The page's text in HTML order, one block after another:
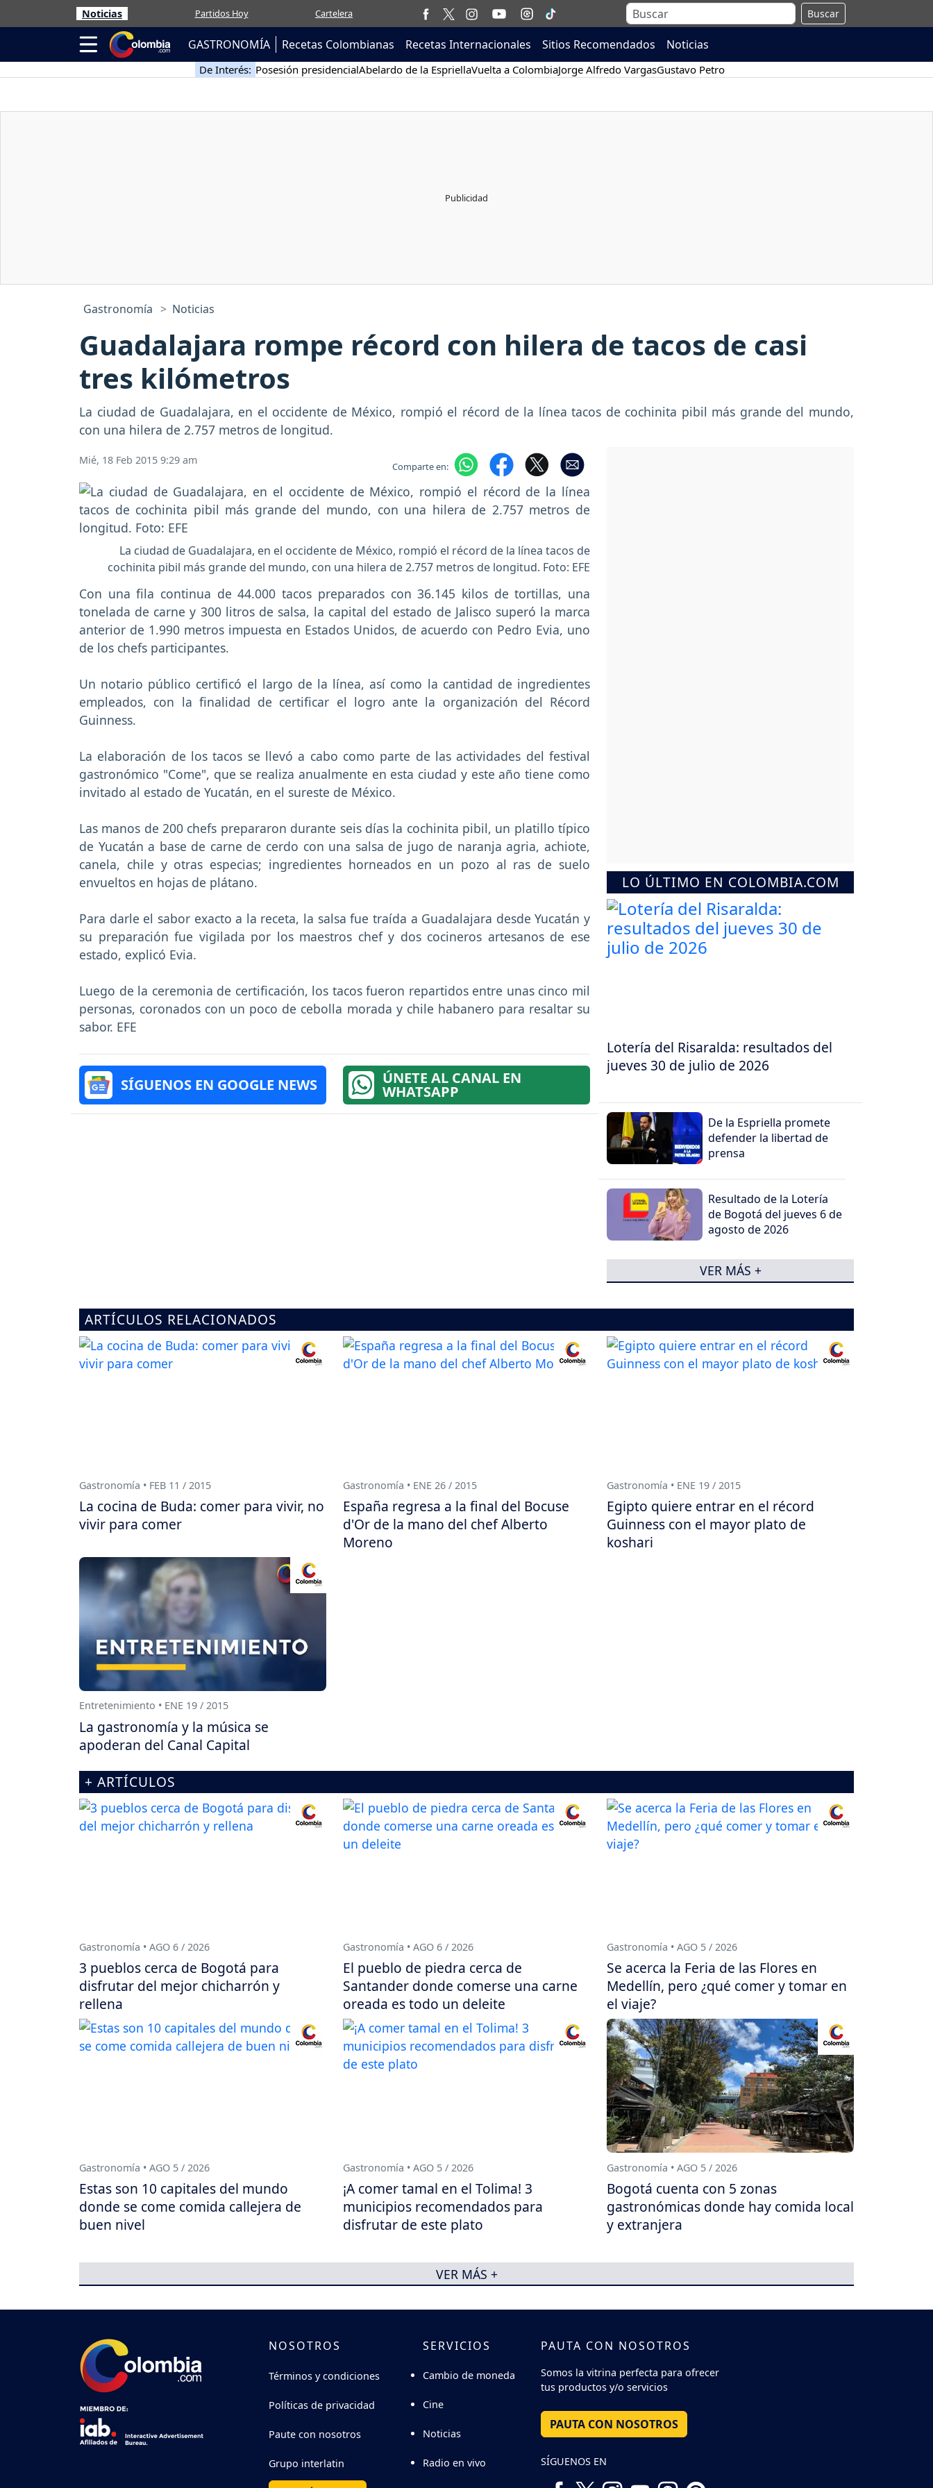
Noticias Partidos Hoy Cartelera Buscar
GASTRONOMÍA Recetas Colombianas Recetas Internacionales Sitios Recomendados Noticias
De Interés: Posesión presidencialAbelardo de la EspriellaVuelta a ColombiaJorge Alfredo VargasGustavo Petro
Gastronomía Noticias
Guadalajara rompe récord con hilera de tacos de casi
tres kilómetros
La ciudad de Guadalajara, en el occidente de México, rompió el récord de la línea tacos de cochinita pibil más grande del mundo,
con una hilera de 2.757 metros de longitud.
Mié, 18 Feb 2015 9:29 am Comparte en:
La ciudad de Guadalajara, en el occidente de México, rompió el récord de la línea tacos de
cochinita pibil más grande del mundo, con una hilera de 2.757 metros de longitud. Foto: EFE
Con una fila continua de 44.000 tacos preparados con 36.145 kilos de tortillas, una
tonelada de carne y 300 litros de salsa, la capital del estado de Jalisco superó la marca
anterior de 1.990 metros impuesta en Estados Unidos, de acuerdo con Pedro Evia, uno
de los chefs participantes.
Un notario público certificó el largo de la línea, así como la cantidad de ingredientes
empleados, con la finalidad de certificar el logro ante la organización del Récord
Guinness.
La elaboración de los tacos se llevó a cabo como parte de las actividades del festival
gastronómico "Come", que se realiza anualmente en esta ciudad y este año tiene como
invitado al estado de Yucatán, en el sureste de México.
Las manos de 200 chefs prepararon durante seis días la cochinita pibil, un platillo típico
de Yucatán a base de carne de cerdo con una salsa de jugo de naranja agria, achiote,
canela, chile y otras especias; ingredientes horneados en un pozo al ras de suelo
envueltos en hojas de plátano.
Para darle el sabor exacto a la receta, la salsa fue traída a Guadalajara desde Yucatán y
su preparación fue vigilada por los maestros chef y dos cocineros artesanos de ese
estado, explicó Evia.
Luego de la ceremonia de certificación, los tacos fueron repartidos entre unas cinco mil
personas, coronados con un poco de cebolla morada y chile habanero para resaltar su
sabor. EFE
SÍGUENOS EN GOOGLE NEWS ÚNETE AL CANAL EN
WHATSAPP
LO ÚLTIMO EN COLOMBIA.COM
Lotería del Risaralda: resultados del
jueves 30 de julio de 2026
De la Espriella promete
defender la libertad de
prensa
Resultado de la Lotería
de Bogotá del jueves 6 de
agosto de 2026
VER MÁS +
ARTÍCULOS RELACIONADOS
Gastronomía • FEB 11 / 2015
La cocina de Buda: comer para vivir, no
vivir para comer
Gastronomía • ENE 26 / 2015
España regresa a la final del Bocuse
d'Or de la mano del chef Alberto
Moreno
Gastronomía • ENE 19 / 2015
Egipto quiere entrar en el récord
Guinness con el mayor plato de
koshari
Entretenimiento • ENE 19 / 2015
La gastronomía y la música se
apoderan del Canal Capital
+ ARTÍCULOS
Gastronomía • AGO 6 / 2026
3 pueblos cerca de Bogotá para
disfrutar del mejor chicharrón y
rellena
Gastronomía • AGO 6 / 2026
El pueblo de piedra cerca de
Santander donde comerse una carne
oreada es todo un deleite
Gastronomía • AGO 5 / 2026
Se acerca la Feria de las Flores en
Medellín, pero ¿qué comer y tomar en
el viaje?
Gastronomía • AGO 5 / 2026
Estas son 10 capitales del mundo
donde se come comida callejera de
buen nivel
Gastronomía • AGO 5 / 2026
¡A comer tamal en el Tolima! 3
municipios recomendados para
disfrutar de este plato
Gastronomía • AGO 5 / 2026
Bogotá cuenta con 5 zonas
gastronómicas donde hay comida local
y extranjera
VER MÁS +
NOSOTROS
Términos y condiciones
Políticas de privacidad
Paute con nosotros
Grupo interlatin
SERVICIOS
Cambio de moneda
Cine
Noticias
Radio en vivo
PAUTA CON NOSOTROS
Somos la vitrina perfecta para ofrecer
tus productos y/o servicios
PAUTA CON NOSOTROS
SÍGUENOS EN